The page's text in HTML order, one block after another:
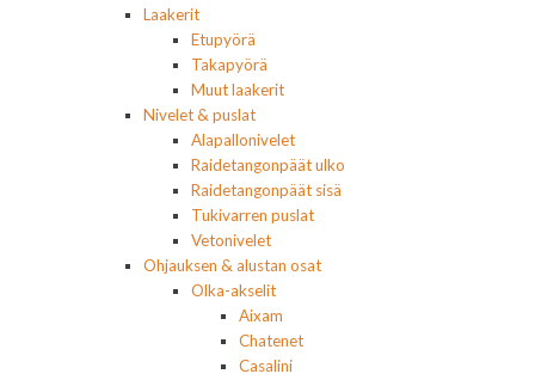
Laakerit
Etupyörä
Takapyörä
Muut laakerit
Nivelet & puslat
Alapallonivelet
Raidetangonpäät ulko
Raidetangonpäät sisä
Tukivarren puslat
Vetonivelet
Ohjauksen & alustan osat
Olka-akselit
Aixam
Chatenet
Casalini